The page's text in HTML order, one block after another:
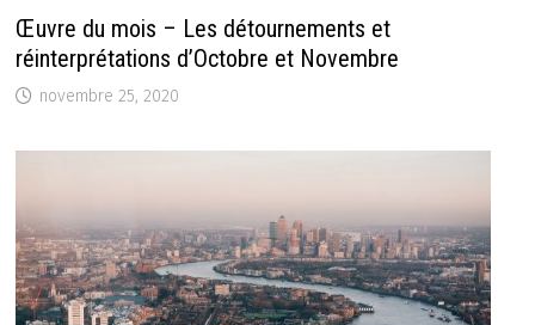
Œuvre du mois – Les détournements et
réinterprétations d’Octobre et Novembre
novembre 25, 2020